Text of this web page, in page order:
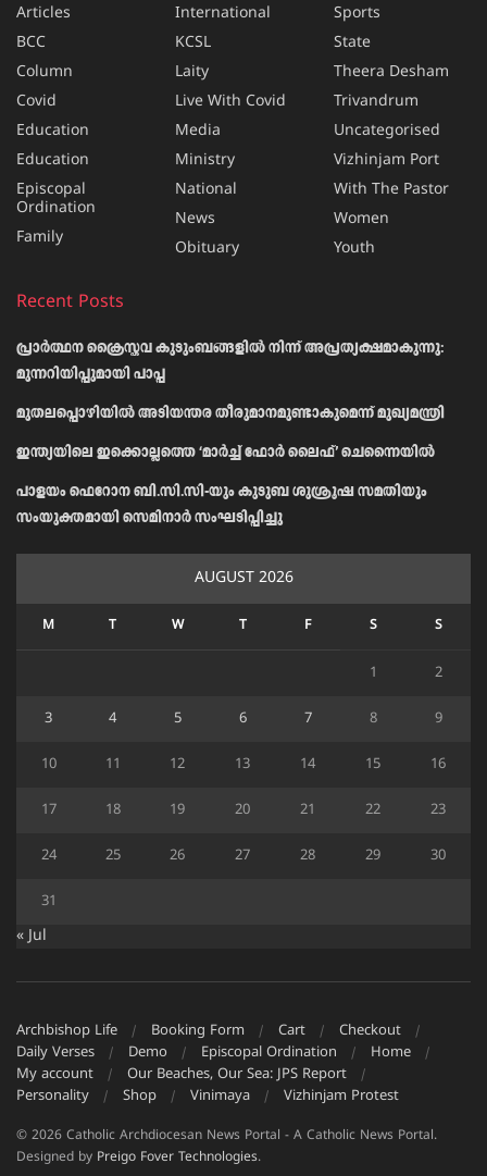
Articles
BCC
Column
Covid
Education
Education
Episcopal
Ordination
Family
International
KCSL
Laity
Live With Covid
Media
Ministry
National
News
Obituary
Sports
State
Theera Desham
Trivandrum
Uncategorised
Vizhinjam Port
With The Pastor
Women
Youth
Recent Posts
പ്രാര്‍ത്ഥന ക്രൈസ്തവ കുടുംബങ്ങളില്‍ നിന്ന് അപ്രത്യക്ഷമാകുന്നു:
മുന്നറിയിപ്പുമായി പാപ്പ
മുതലപ്പൊഴിയിൽ അടിയന്തര തീരുമാനമുണ്ടാകുമെന്ന് മുഖ്യമന്ത്രി
ഇന്ത്യയിലെ ഇക്കൊല്ലത്തെ ‘മാർച്ച് ഫോർ ലൈഫ്’ ചെന്നൈയിൽ
പാളയം ഫെറോന ബി.സി.സി-യും കുടുബ ശുശ്രൂഷ സമതിയും
സംയുക്തമായി സെമിനാർ സംഘടിപ്പിച്ചു
AUGUST 2026
M T W T F S S
1 2
3 4 5 6 7 8 9
10 11 12 13 14 15 16
17 18 19 20 21 22 23
24 25 26 27 28 29 30
31
« Jul
Archbishop Life Booking Form Cart
Checkout
Daily Verses
Demo Episcopal Ordination
Home
My account
Our Beaches, Our Sea: JPS Report
Personality
Shop Vinimaya Vizhinjam Protest
© 2026 Catholic Archdiocesan News Portal - A Catholic News Portal.
Designed by Preigo Fover Technologies.